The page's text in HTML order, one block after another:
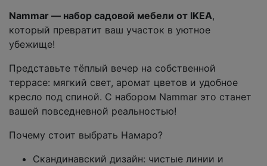
Nammar — набор садовой мебели от IKEA,
который превратит ваш участок в уютное
убежище!
Представьте тёплый вечер на собственной
террасе: мягкий свет, аромат цветов и удобное
кресло под спиной. С набором Nammar это станет
вашей повседневной реальностью!
Почему стоит выбрать Намаро?
Скандинавский дизайн: чистые линии и